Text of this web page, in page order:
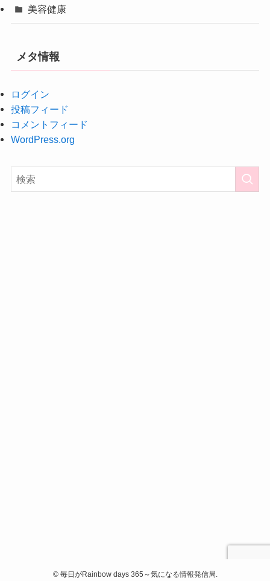
美容健康
メタ情報
ログイン
投稿フィード
コメントフィード
WordPress.org
©毎日がRainbow days 365～気になる情報発信局.